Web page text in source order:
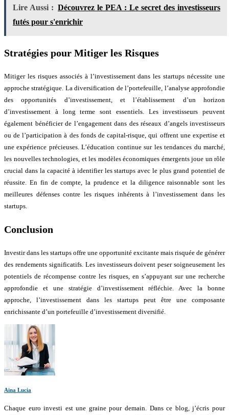
Lire Aussi : Découvrez le PEA : Le secret des investisseurs
futés pour s'enrichir
Stratégies pour Mitiger les Risques
Mitiger les risques associés à l’investissement dans les startups nécessite une
approche stratégique. La diversification de l’portefeuille, l’analyse approfondie
des opportunités d’investissement, et l’établissement d’un horizon
d’investissement à long terme sont essentiels. Les investisseurs peuvent
également bénéficier de l’engagement dans des réseaux d’angels investisseurs
ou de l’participation à des fonds de capital-risque, qui offrent une expertise et
une expérience précieuses. L’éducation continue sur les tendances du marché,
les nouvelles technologies, et les modèles économiques émergents joue un rôle
crucial dans la capacité à identifier les startups avec le plus grand potentiel de
réussite. En fin de compte, la prudence et la diligence raisonnable sont les
meilleures défenses contre les risques inhérents à l’investissement dans les
startups.
Conclusion
Investir dans les startups offre une opportunité excitante mais risquée de générer
des rendements significatifs. Les investisseurs doivent peser soigneusement les
potentiels de récompense contre les risques, en s’appuyant sur une recherche
approfondie et une stratégie d’investissement réfléchie. Avec la bonne
approche, l’investissement dans les startups peut être une composante
enrichissante d’un portefeuille d’investissement diversifié.
Aina Lucia
Chaque euro investi est une graine pour demain. Dans ce blog, j’écris pour